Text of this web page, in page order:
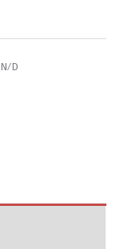
N/D